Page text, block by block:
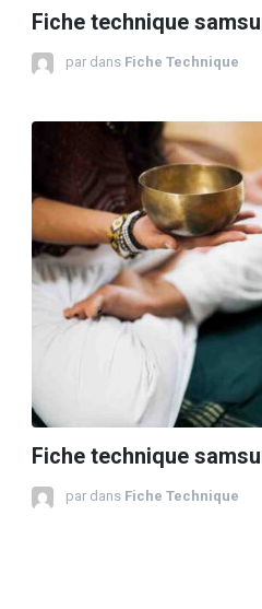
Fiche technique
par dans Fiche Technique
Fiche technique
par dans Fiche Technique